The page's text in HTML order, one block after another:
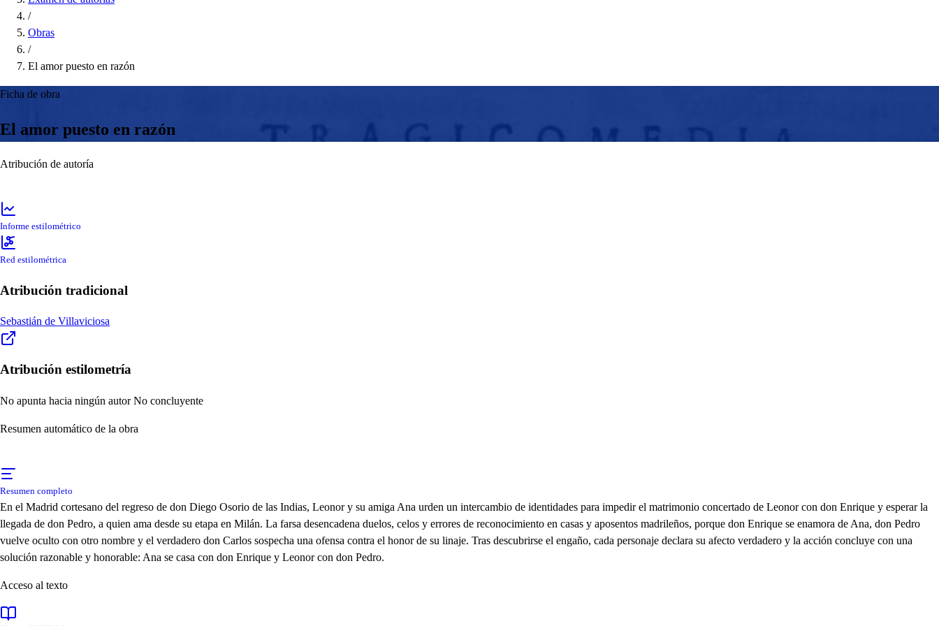
/
Obras
/
El amor puesto en razón
Ficha de obra
El amor puesto en razón
Atribución de autoría
Informe estilométrico
Red estilométrica
Atribución tradicional
Sebastián de Villaviciosa
Atribución estilometría
No apunta hacia ningún autor No concluyente
Resumen automático de la obra
Resumen completo
En el Madrid cortesano del regreso de don Diego Osorio de las Indias, Leonor y su amiga Ana urden un intercambio de identidades para impedir el matrimonio concertado de Leonor con don Enrique y esperar la
llegada de don Pedro, a quien ama desde su etapa en Milán. La farsa desencadena duelos, celos y errores de reconocimiento en casas y aposentos madrileños, porque don Enrique se enamora de Ana, don Pedro
vuelve oculto con otro nombre y el verdadero don Carlos sospecha una ofensa contra el honor de su linaje. Tras descubrirse el engaño, cada personaje declara su afecto verdadero y la acción concluye con una
solución razonable y honorable: Ana se casa con don Enrique y Leonor con don Pedro.
Acceso al texto